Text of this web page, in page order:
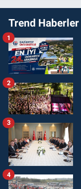
Trend Haberler
1
2
3
4